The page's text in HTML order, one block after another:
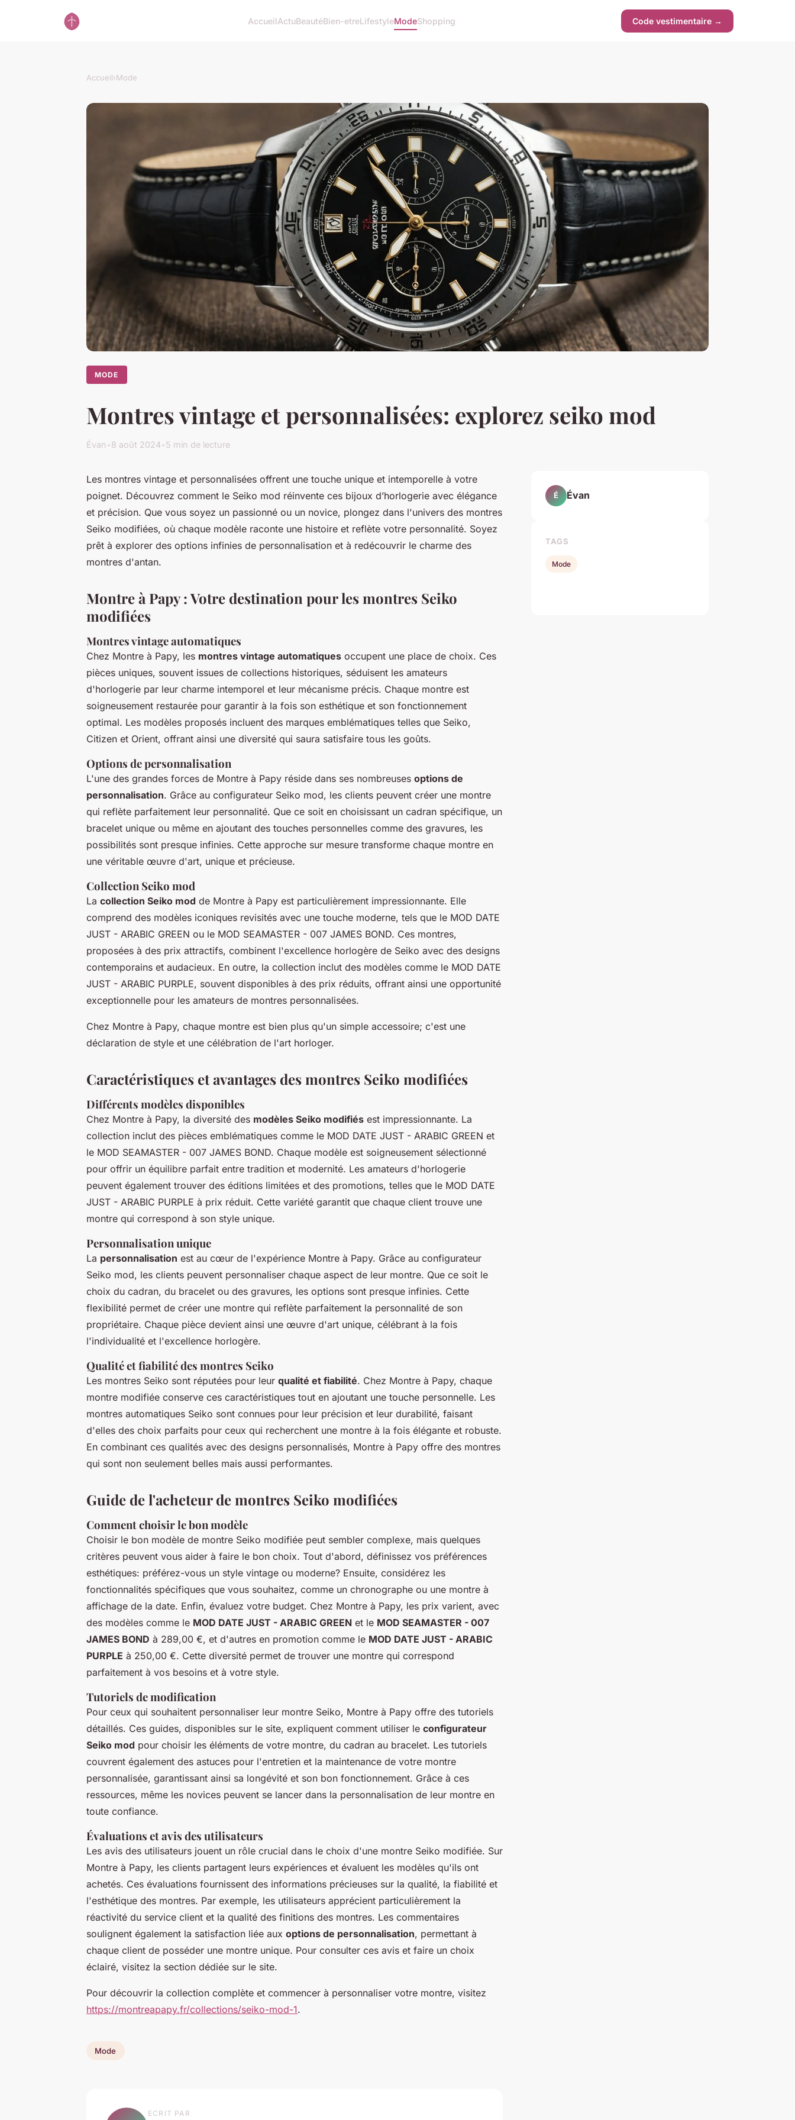
AccueilActuBeautéBien-etreLifestyleModeShopping Code vestimentaire →
Accueil›Mode
MODE
Montres vintage et personnalisées: explorez seiko mod
Évan •8 août 2024•5 min de lecture
Les montres vintage et personnalisées offrent une touche unique et intemporelle à votre
poignet. Découvrez comment le Seiko mod réinvente ces bijoux d’horlogerie avec élégance
et précision. Que vous soyez un passionné ou un novice, plongez dans l'univers des montres
Seiko modifiées, où chaque modèle raconte une histoire et reflète votre personnalité. Soyez
prêt à explorer des options infinies de personnalisation et à redécouvrir le charme des
montres d'antan.
Montre à Papy : Votre destination pour les montres Seiko
modifiées
Montres vintage automatiques
Chez Montre à Papy, les montres vintage automatiques occupent une place de choix. Ces
pièces uniques, souvent issues de collections historiques, séduisent les amateurs
d'horlogerie par leur charme intemporel et leur mécanisme précis. Chaque montre est
soigneusement restaurée pour garantir à la fois son esthétique et son fonctionnement
optimal. Les modèles proposés incluent des marques emblématiques telles que Seiko,
Citizen et Orient, offrant ainsi une diversité qui saura satisfaire tous les goûts.
Options de personnalisation
L'une des grandes forces de Montre à Papy réside dans ses nombreuses options de
personnalisation. Grâce au configurateur Seiko mod, les clients peuvent créer une montre
qui reflète parfaitement leur personnalité. Que ce soit en choisissant un cadran spécifique, un
bracelet unique ou même en ajoutant des touches personnelles comme des gravures, les
possibilités sont presque infinies. Cette approche sur mesure transforme chaque montre en
une véritable œuvre d'art, unique et précieuse.
Collection Seiko mod
La collection Seiko mod de Montre à Papy est particulièrement impressionnante. Elle
comprend des modèles iconiques revisités avec une touche moderne, tels que le MOD DATE
JUST - ARABIC GREEN ou le MOD SEAMASTER - 007 JAMES BOND. Ces montres,
proposées à des prix attractifs, combinent l'excellence horlogère de Seiko avec des designs
contemporains et audacieux. En outre, la collection inclut des modèles comme le MOD DATE
JUST - ARABIC PURPLE, souvent disponibles à des prix réduits, offrant ainsi une opportunité
exceptionnelle pour les amateurs de montres personnalisées.
Chez Montre à Papy, chaque montre est bien plus qu'un simple accessoire; c'est une
déclaration de style et une célébration de l'art horloger.
Caractéristiques et avantages des montres Seiko modifiées
Différents modèles disponibles
Chez Montre à Papy, la diversité des modèles Seiko modifiés est impressionnante. La
collection inclut des pièces emblématiques comme le MOD DATE JUST - ARABIC GREEN et
le MOD SEAMASTER - 007 JAMES BOND. Chaque modèle est soigneusement sélectionné
pour offrir un équilibre parfait entre tradition et modernité. Les amateurs d'horlogerie
peuvent également trouver des éditions limitées et des promotions, telles que le MOD DATE
JUST - ARABIC PURPLE à prix réduit. Cette variété garantit que chaque client trouve une
montre qui correspond à son style unique.
Personnalisation unique
La personnalisation est au cœur de l'expérience Montre à Papy. Grâce au configurateur
Seiko mod, les clients peuvent personnaliser chaque aspect de leur montre. Que ce soit le
choix du cadran, du bracelet ou des gravures, les options sont presque infinies. Cette
flexibilité permet de créer une montre qui reflète parfaitement la personnalité de son
propriétaire. Chaque pièce devient ainsi une œuvre d'art unique, célébrant à la fois
l'individualité et l'excellence horlogère.
Qualité et fiabilité des montres Seiko
Les montres Seiko sont réputées pour leur qualité et fiabilité. Chez Montre à Papy, chaque
montre modifiée conserve ces caractéristiques tout en ajoutant une touche personnelle. Les
montres automatiques Seiko sont connues pour leur précision et leur durabilité, faisant
d'elles des choix parfaits pour ceux qui recherchent une montre à la fois élégante et robuste.
En combinant ces qualités avec des designs personnalisés, Montre à Papy offre des montres
qui sont non seulement belles mais aussi performantes.
Guide de l'acheteur de montres Seiko modifiées
Comment choisir le bon modèle
Choisir le bon modèle de montre Seiko modifiée peut sembler complexe, mais quelques
critères peuvent vous aider à faire le bon choix. Tout d'abord, définissez vos préférences
esthétiques: préférez-vous un style vintage ou moderne? Ensuite, considérez les
fonctionnalités spécifiques que vous souhaitez, comme un chronographe ou une montre à
affichage de la date. Enfin, évaluez votre budget. Chez Montre à Papy, les prix varient, avec
des modèles comme le MOD DATE JUST - ARABIC GREEN et le MOD SEAMASTER - 007
JAMES BOND à 289,00 €, et d'autres en promotion comme le MOD DATE JUST - ARABIC
PURPLE à 250,00 €. Cette diversité permet de trouver une montre qui correspond
parfaitement à vos besoins et à votre style.
Tutoriels de modification
Pour ceux qui souhaitent personnaliser leur montre Seiko, Montre à Papy offre des tutoriels
détaillés. Ces guides, disponibles sur le site, expliquent comment utiliser le configurateur
Seiko mod pour choisir les éléments de votre montre, du cadran au bracelet. Les tutoriels
couvrent également des astuces pour l'entretien et la maintenance de votre montre
personnalisée, garantissant ainsi sa longévité et son bon fonctionnement. Grâce à ces
ressources, même les novices peuvent se lancer dans la personnalisation de leur montre en
toute confiance.
Évaluations et avis des utilisateurs
Les avis des utilisateurs jouent un rôle crucial dans le choix d'une montre Seiko modifiée. Sur
Montre à Papy, les clients partagent leurs expériences et évaluent les modèles qu'ils ont
achetés. Ces évaluations fournissent des informations précieuses sur la qualité, la fiabilité et
l'esthétique des montres. Par exemple, les utilisateurs apprécient particulièrement la
réactivité du service client et la qualité des finitions des montres. Les commentaires
soulignent également la satisfaction liée aux options de personnalisation, permettant à
chaque client de posséder une montre unique. Pour consulter ces avis et faire un choix
éclairé, visitez la section dédiée sur le site.
Pour découvrir la collection complète et commencer à personnaliser votre montre, visitez
https://montreapapy.fr/collections/seiko-mod-1.
Mode
ECRIT PAR
É Évan
TAGS
Mode